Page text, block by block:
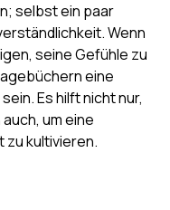
selbst ein paar
Wenn
seine Gefühle zu
eine
Es hilft nicht nur,
um eine
zu kultivieren.